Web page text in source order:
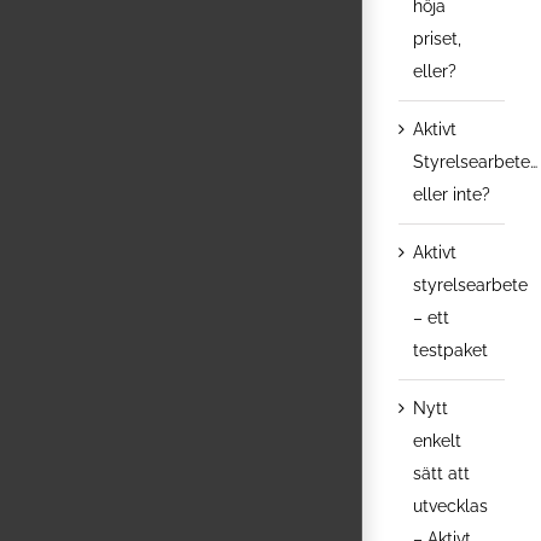
höja
priset,
eller?
Aktivt
Styrelsearbete…
eller inte?
Aktivt
styrelsearbete
– ett
testpaket
Nytt
enkelt
sätt att
utvecklas